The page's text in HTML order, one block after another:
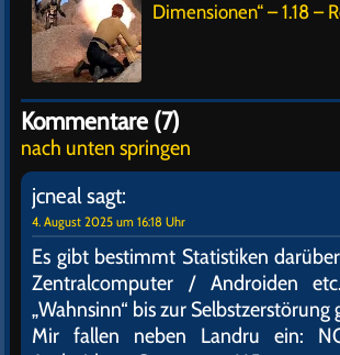
Dimensionen“ – 1.18 –
Kommentare (7)
nach unten springen
jcneal sagt:
4. August 2025 um 16:18 Uhr
Es gibt bestimmt Statistiken
Zentralcomputer / Androiden
„Wahnsinn“ bis zur Selbstzerstörung
Mir fallen neben Landru ein: